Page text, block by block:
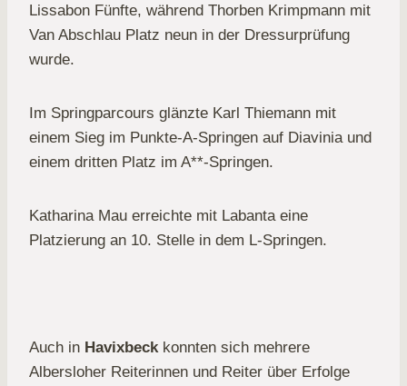
Lissabon Fünfte, während Thorben Krimpmann mit
Van Abschlau Platz neun in der Dressurprüfung
wurde.
Im Springparcours glänzte Karl Thiemann mit
einem Sieg im Punkte-A-Springen auf Diavinia und
einem dritten Platz im A**-Springen.
Katharina Mau erreichte mit Labanta eine
Platzierung an 10. Stelle in dem L-Springen.
Auch in Havixbeck konnten sich mehrere
Albersloher Reiterinnen und Reiter über Erfolge